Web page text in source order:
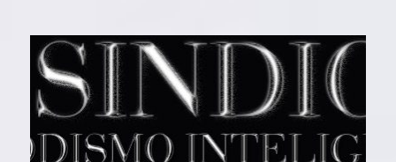
EL SINDICAL
Periodismo Inteligente